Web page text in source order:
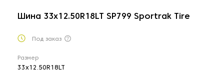
Шина 33x12.50R18LT SP799 Sportrak Tire
Под заказ
Размер
33x12.50R18LT